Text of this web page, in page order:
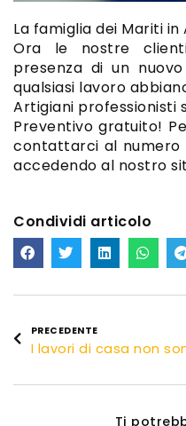
La famiglia dei Mariti
Ora le nostre
presenza di un
qualsiasi lavoro
Artigiani professionisti
Preventivo gratuito!
contattarci al numero
accedendo al nostro
Condividi articolo
PRECEDENTE
Ti